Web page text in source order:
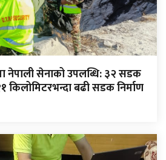
नेपाली सेनाको उपलब्धि: ३२ सडक
किलोमिटरभन्दा बढी सडक निर्माण